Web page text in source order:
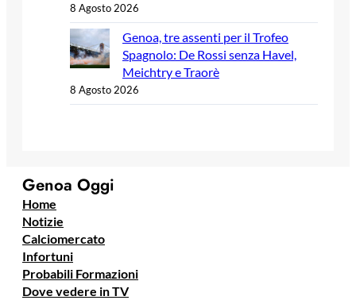
8 Agosto 2026
Genoa, tre assenti per il Trofeo
Spagnolo: De Rossi senza Havel,
Meichtry e Traorè
8 Agosto 2026
Genoa Oggi
Home
Notizie
Calciomercato
Infortuni
Probabili Formazioni
Dove vedere in TV